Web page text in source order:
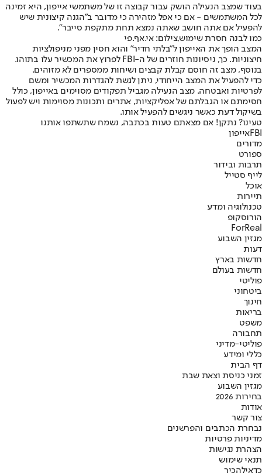
בעוד שמצב הנעילה הושק עבור קבוצה זו של משתמשי אייפון, היא זמינה
לכל המשתמשים - אם כי אפל מזהירה כי מדובר ב"הגנה קיצונית שיש
להפעיל אם אתה חושב שאתה נמצא תחת מתקפת סייבר".
כמו לבנה חסרת שימוש,צילום: אי.אף.פי
המצב הופך את האייפון ל"בלתי חדיר" והוא חסין מפני מניפולציות
חיצוניות. כך, ניסיונות חוזרים של ה-FBI לפרוץ את המכשיר עלו בתוהו.
בנוסף, מצב זה חוסם קבלת קבצים ושיחות ממספרים לא מזוהים.
כדי להפעיל את המצב הייחודי, ניתן לגשת להגדרות המכשיר ומשם
לפרטיות ואבטחה. מצב הנעילה מגביל תפקודים מסוימים באייפון, כולל
חסימתם או הגבלתם של אפליקציות, אתרים ותכונות מסוימות ויש לפעול
בשיקול דעת כאשר ניגשים להפעיל אותו.
טעינו? נתקן! אם מצאתם טעות בכתבה, נשמח שתשתפו אותנו
FBIאייפון
מדורים
ספורט
תרבות ובידור
לייף סטייל
אוכל
תיירות
טכנולוגיה ומדע
הורוסקופ
ForReal
מגזין השבוע
דעות
חדשות בארץ
חדשות בעולם
פוליטי
ביטחוני
חינוך
בריאות
משפט
תחבורה
פוליטי-מדיני
כללי ומידע
דף הבית
זמני כניסת וצאת שבת
מגזין השבוע
בחירות 2026
אודות
צור קשר
נבחרת הכתבים והפרשנים
מדיניות פרטיות
הצהרת נגישות
תנאי שימוש
כדאילהכיר